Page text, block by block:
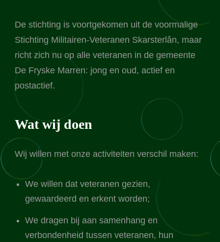
De stichting is voortgekomen uit de voormalige
Stichting Militairen-Veteranen Skarsterlân, maar
richt zich nu op alle veteranen in de gemeente
De Fryske Marren: jong en oud, actief en
postactief.
Wat wij doen
Wij willen met onze activiteiten verschil maken:
We willen dat veteranen gezien,
gewaardeerd en erkent worden;
We dragen bij aan samenhang en
verbondenheid tussen veteranen, hun